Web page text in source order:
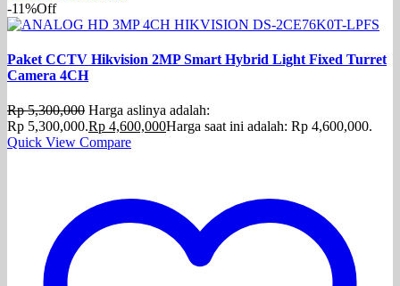
-11%Off
Paket CCTV Hikvision 2MP Smart Hybrid Light Fixed Turret
Camera 4CH
Rp5,300,000 Harga aslinya adalah:
Rp 5,300,000.Rp 4,600,000Harga saat ini adalah: Rp 4,600,000.
Quick View Compare